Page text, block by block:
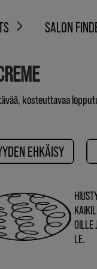
SALON
kosteuttavaa
EHKÄISY
OILLE
LE.